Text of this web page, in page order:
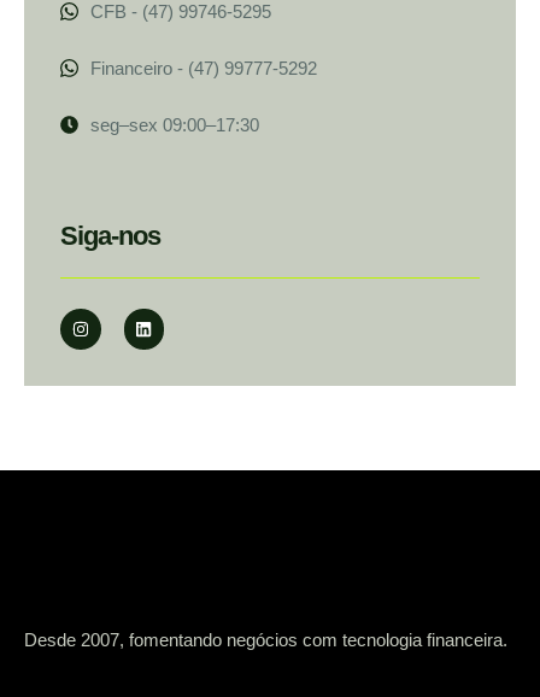
CFB - (47) 99746-5295
Financeiro - (47) 99777-5292
seg–sex 09:00–17:30
Siga-nos
Desde 2007, fomentando negócios com tecnologia financeira.